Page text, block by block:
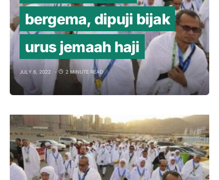
bergema, dipuji bijak
urus jemaah haji
JULY 6, 2022 2 MINUTE READ